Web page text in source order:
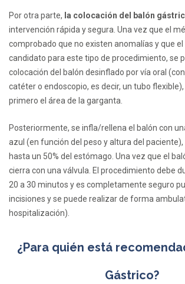
Por otra parte, la colocación del balón
intervención rápida y segura. Una vez que el
comprobado que no existen anomalías y que
candidato para este tipo de procedimiento, se
colocación del balón desinflado por vía oral
catéter o endoscopio, es decir, un tubo
primero el área de la garganta.
Posteriormente, se infla/rellena el balón con
azul (en función del peso y altura del
hasta un 50% del estómago. Una vez que el
cierra con una válvula. El procedimiento debe
20 a 30 minutos y es completamente seguro
incisiones y se puede realizar de forma
hospitalización).
¿Para quién está
Gástrico?